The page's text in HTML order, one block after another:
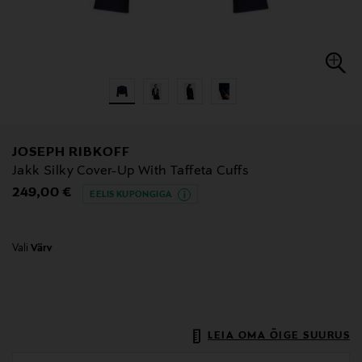
JOSEPH RIBKOFF
Jakk Silky Cover-Up With Taffeta Cuffs
Original Price
249,00 € EELIS KUPONGIGA
Vali Värv
LEIA OMA ÕIGE SUURUS